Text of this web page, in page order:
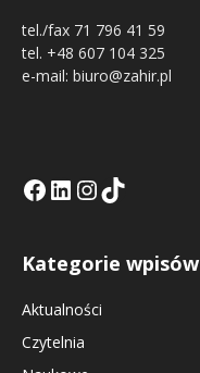
tel./fax 71 796 41 59
tel. +48 607 104 325
e-mail: biuro@zahir.pl
Facebook
LinkedIn
Tik Tok KEInstagramm KE
Kategorie wpisów
Aktualności
Czytelnia